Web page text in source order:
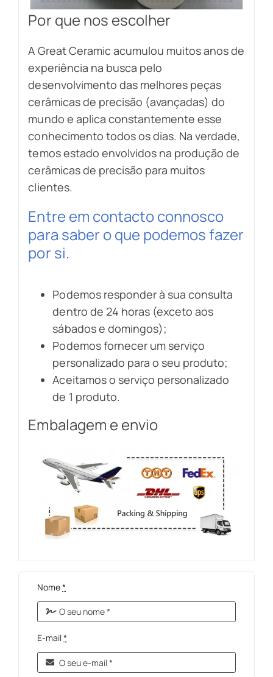
Por que nos escolher
A Great Ceramic acumulou muitos anos de
experiência na busca pelo
desenvolvimento das melhores peças
cerâmicas de precisão (avançadas) do
mundo e aplica constantemente esse
conhecimento todos os dias. Na verdade,
temos estado envolvidos na produção de
cerâmicas de precisão para muitos
clientes.
Entre em contacto connosco
para saber o que podemos fazer
por si.
Podemos responder à sua consulta
dentro de 24 horas (exceto aos
sábados e domingos);
Podemos fornecer um serviço
personalizado para o seu produto;
Aceitamos o serviço personalizado
de 1 produto.
Embalagem e envio
Nome*
E-mail*